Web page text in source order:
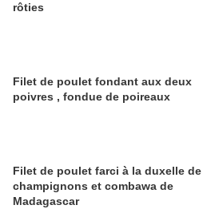
rôties
Filet de poulet fondant aux deux
poivres , fondue de poireaux
Filet de poulet farci à la duxelle de
champignons et combawa de
Madagascar